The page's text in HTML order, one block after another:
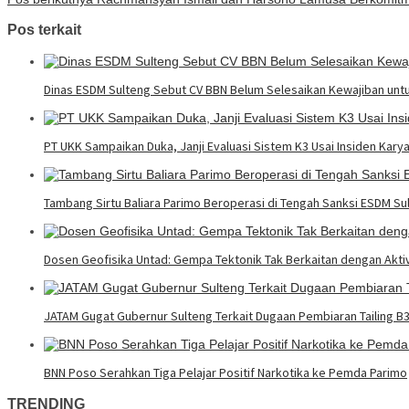
Pos terkait
Dinas ESDM Sulteng Sebut CV BBN Belum Selesaikan Kewajiban
PT UKK Sampaikan Duka, Janji Evaluasi Sistem K3 Usai Insiden
Tambang Sirtu Baliara Parimo Beroperasi di Tengah Sanksi ESDM
Dosen Geofisika Untad: Gempa Tektonik Tak Berkaitan dengan
JATAM Gugat Gubernur Sulteng Terkait Dugaan Pembiaran Tailing
BNN Poso Serahkan Tiga Pelajar Positif Narkotika ke Pemda Parimo
TRENDING